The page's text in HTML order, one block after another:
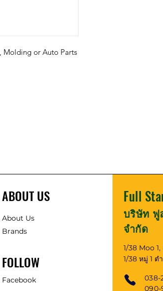
Molding or Auto Parts
ABOUT US
About Us
Brands
FOLLOW
Facebook
Full
บริษัท ฟู
จำกัด
1/38 Moo
1/38 หมู่ 1 ต
038-